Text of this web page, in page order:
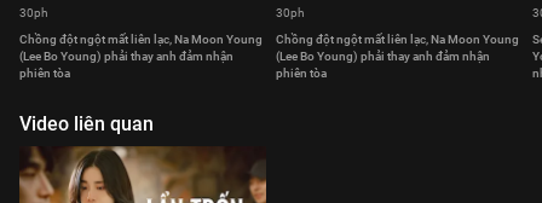
30ph
Chồng đột ngột mất liên lạc, Na Moon Young
(Lee Bo Young) phải thay anh đảm nhận
phiên tòa
30ph
Chồng đột ngột mất liên lạc, Na Moon Young
(Lee Bo Young) phải thay anh đảm nhận
phiên tòa
Video liên quan